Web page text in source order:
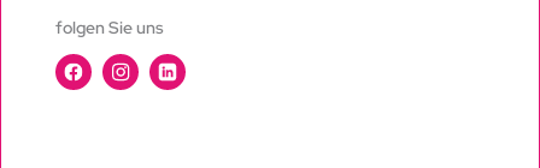
folgen Sie uns